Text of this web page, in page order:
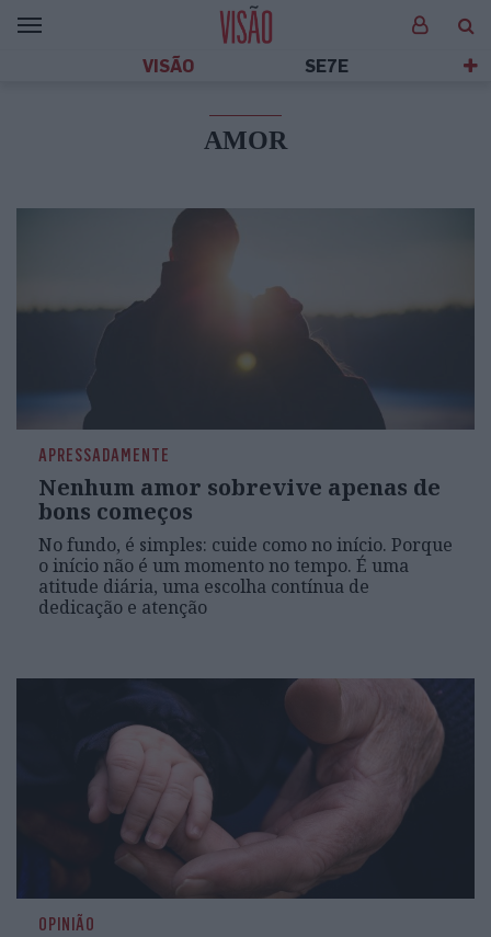
VISÃO SE7E
AMOR
APRESSADAMENTE
Nenhum amor sobrevive apenas de
bons começos
No fundo, é simples: cuide como no início. Porque
o início não é um momento no tempo. É uma
atitude diária, uma escolha contínua de
dedicação e atenção
OPINIÃO